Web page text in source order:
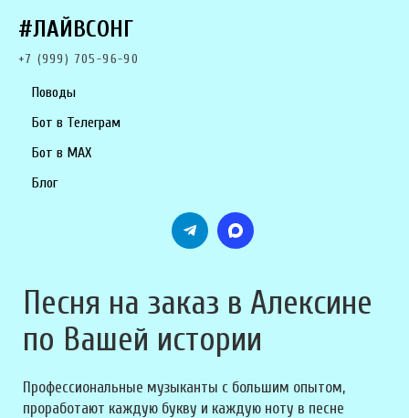
#ЛАЙВСОНГ
+7 (999) 705-96-90
Поводы
Бот в Телеграм
Бот в MAX
Блог
Песня на заказ в Алексине
по Вашей истории
Профессиональные музыканты с большим опытом,
проработают каждую букву и каждую ноту в песне